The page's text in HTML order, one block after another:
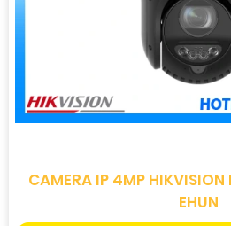
CAMERA IP 4MP
EHUN